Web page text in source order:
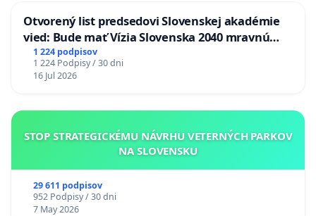
Otvorený list predsedovi Slovenskej akadémie
vied: Bude mať Vízia Slovenska 2040 mravnú
chrbticu?
1 224 podpisov
1 224 Podpisy / 30 dni
16 Jul 2026
STOP STRATEGICKÉMU NÁVRHU VETERNÝCH PARKOV
NA SLOVENSKU
29 611 podpisov
952 Podpisy / 30 dni
7 May 2026